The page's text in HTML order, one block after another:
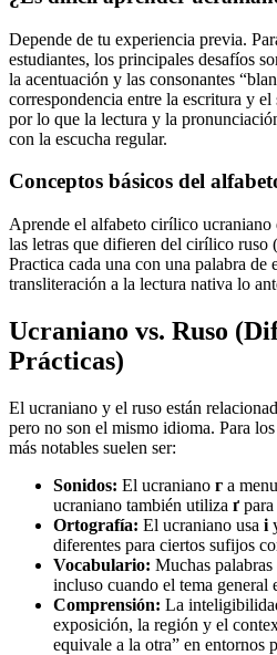
Depende de tu experiencia previa.
estudiantes, los principales desafíos
la acentuación y las consonantes
correspondencia entre la escritura y el
por lo que la lectura y la
con la escucha regular.
Conceptos básicos del
Aprende el alfabeto cirílico ucraniano
las letras que difieren del cirílico ruso
Practica cada una con una palabra de
transliteración a la lectura nativa lo
Ucraniano vs. Ruso
Prácticas)
El ucraniano y el ruso están
pero no son el mismo idioma. Para
más notables suelen ser:
Sonidos: El ucraniano г a
ucraniano también utiliza ґ
Ortografía: El ucraniano usa і
diferentes para ciertos sufijos
Vocabulario: Muchas
incluso cuando el tema general
Comprensión: La
exposición, la región y el
equivale a la otra” en entornos